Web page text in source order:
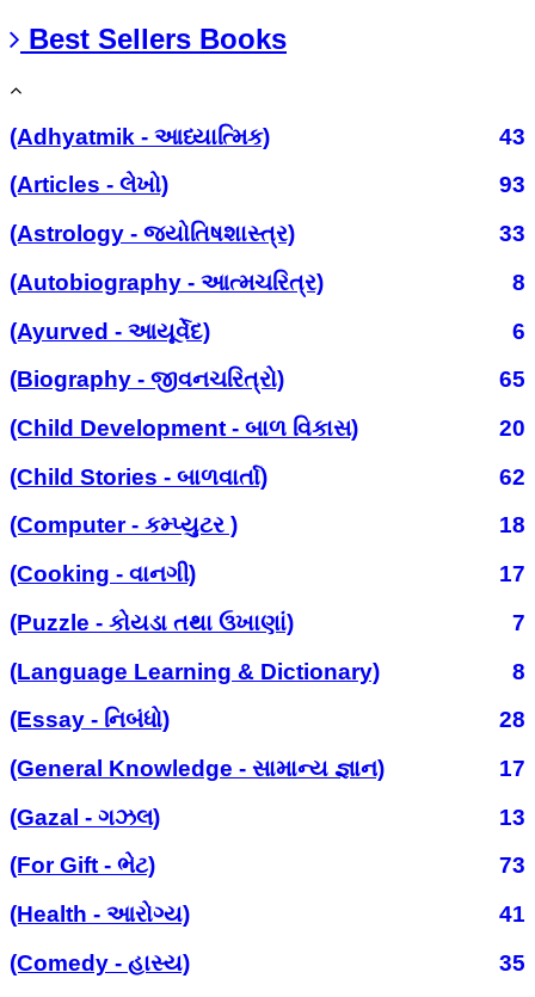
Best Sellers Books
(Adhyatmik - આધ્યાત્મિક)
43
(Articles - લેખો)
93
(Astrology - જ્યોતિષશાસ્ત્ર)
33
(Autobiography - આત્મચરિત્ર)
8
(Ayurved - આયૂર્વેદ)
6
(Biography - જીવનચરિત્રો)
65
(Child Development - બાળ વિકાસ)
20
(Child Stories - બાળવાર્તા)
62
(Computer - કમ્પ્યુટર )
18
(Cooking - વાનગી)
17
(Puzzle - કોયડા તથા ઉખાણાં)
7
(Language Learning & Dictionary)
8
(Essay - નિબંધો)
28
(General Knowledge - સામાન્ય જ્ઞાન)
17
(Gazal - ગઝલ)
13
(For Gift - ભેટ)
73
(Health - આરોગ્ય)
41
(Comedy - હાસ્ય)
35